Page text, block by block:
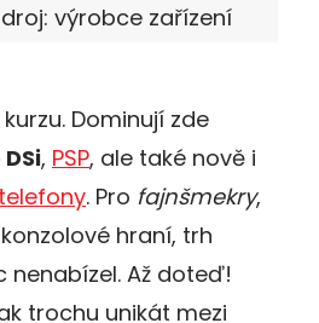
výrobce zařízení
Dominují zde
, PSP, ale také nově i
. Pro fajnšmekry,
hraní, trh
nenabízel. Až doteď!
trochu unikát mezi